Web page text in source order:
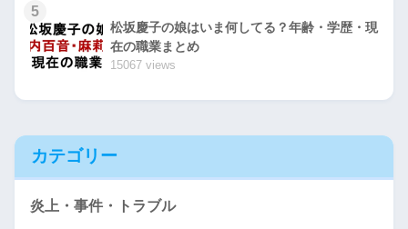
5
松坂慶子の娘はいま何してる？年齢・学歴・現
在の職業まとめ
15067 views
カテゴリー
炎上・事件・トラブル